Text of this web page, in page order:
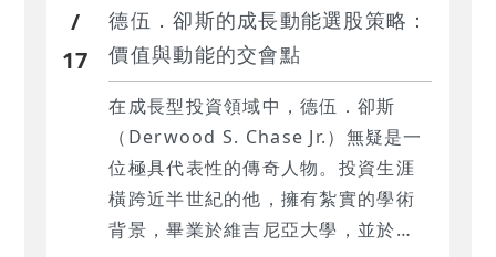
/
17
德伍．卻斯的成長動能選股策略：
價值與動能的交會點
在成長型投資領域中，德伍．卻斯
（Derwood S. Chase Jr.）無疑是一
位極具代表性的傳奇人物。投資生涯
橫跨近半世紀的他，擁有紮實的學術
背景，畢業於維吉尼亞大學，並於